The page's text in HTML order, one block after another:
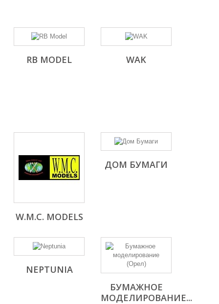
RB MODEL WAK
W.M.C. MODELS
ДОМ БУМАГИ
NEPTUNIA
БУМАЖНОЕ
МОДЕЛИРОВАНИЕ...